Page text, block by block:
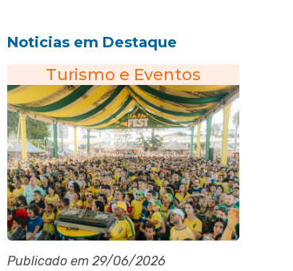
Noticias em Destaque
Turismo e Eventos
Publicado em 29/06/2026